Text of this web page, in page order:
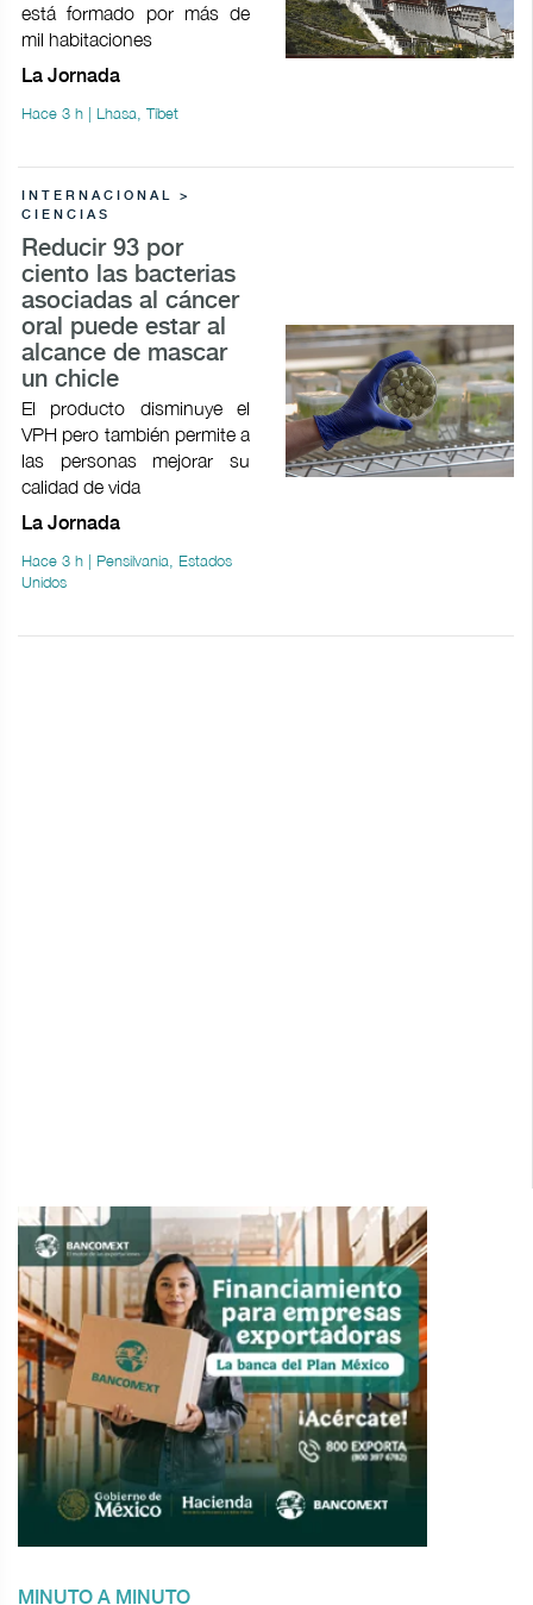
está formado por más de
mil habitaciones
La Jornada
Hace 3 h | Lhasa, Tíbet
INTERNACIONAL >
CIENCIAS
Reducir 93 por
ciento las bacterias
asociadas al cáncer
oral puede estar al
alcance de mascar
un chicle
El producto disminuye el
VPH pero también permite a
las personas mejorar su
calidad de vida
La Jornada
Hace 3 h | Pensilvania, Estados
Unidos
MINUTO A MINUTO